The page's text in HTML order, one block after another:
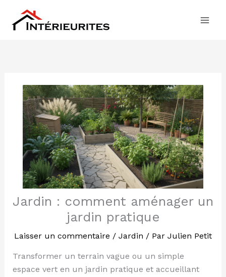
contenu
Jardin : comment aménager un
jardin pratique
Laisser un commentaire / Jardin / Par Julien Petit
Transformer un terrain vague ou un simple
espace vert en un jardin pratique et accueillant